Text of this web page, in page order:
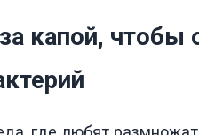
капой, чтобы